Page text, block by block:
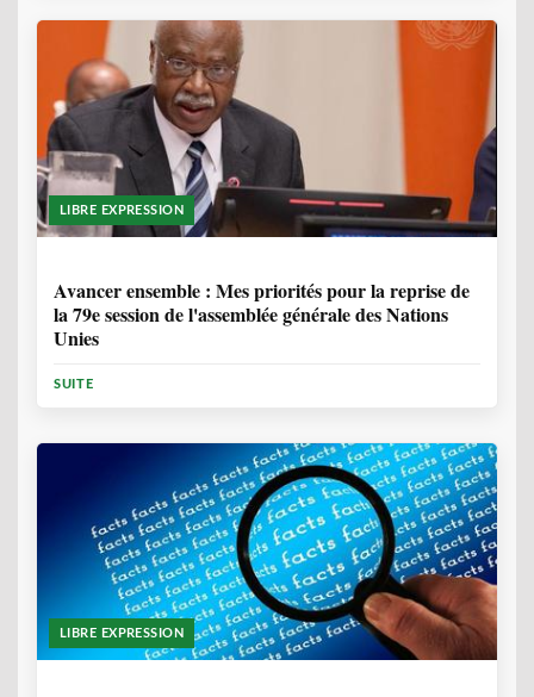
LIBRE EXPRESSION
Avancer ensemble : Mes priorités pour la reprise de
la 79e session de l'assemblée générale des Nations
Unies
SUITE
LIBRE EXPRESSION